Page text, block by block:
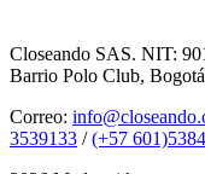
Closeando SAS. NIT:
Barrio Polo Club,
Correo:
3539133 /(+57